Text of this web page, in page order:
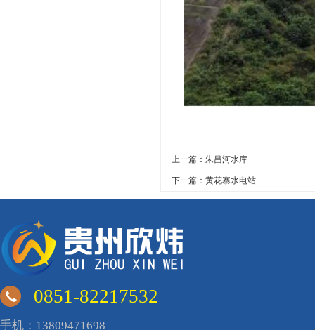
上一篇：朱昌河水库
下一篇：黄花寨水电站
0851-82217532
手机：13809471698